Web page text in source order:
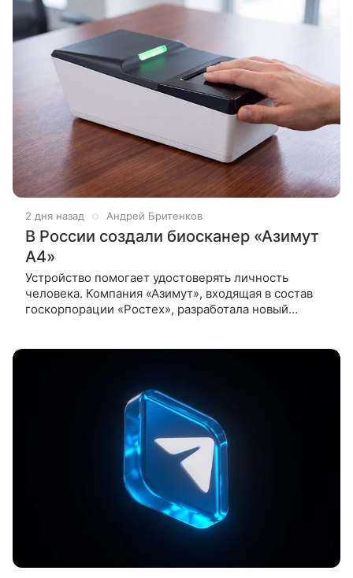
2 дня назад Андрей Бритенков
В России создали биосканер «Азимут
А4»
Устройство помогает удостоверять личность
человека. Компания «Азимут», входящая в состав
госкорпорации «Ростех», разработала новый